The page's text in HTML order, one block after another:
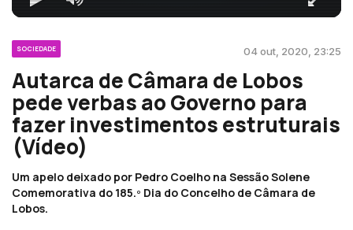
SOCIEDADE 04 out, 2020, 23:25
Autarca de Câmara de Lobos
pede verbas ao Governo para
fazer investimentos estruturais
(Vídeo)
Um apelo deixado por Pedro Coelho na Sessão Solene
Comemorativa do 185.º Dia do Concelho de Câmara de
Lobos.